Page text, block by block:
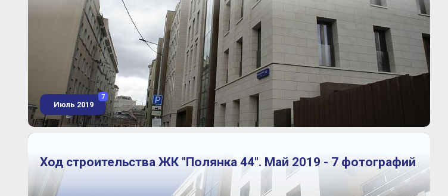
Июль 2019
7
Ход строительства ЖК "Полянка 44". Май 2019 - 7 фотографий